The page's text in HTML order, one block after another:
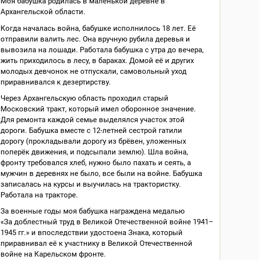
Архангельской области.
Когда началась война, бабушке исполнилось 18 лет. Её
отправили валить лес. Она вручную рубила деревья и
вывозила на лошади. Работала бабушка с утра до вечера,
жить приходилось в лесу, в бараках. Домой её и других
молодых девчонок не отпускали, самовольный уход
приравнивался к дезертирству.
Через Архангельскую область проходил старый
Московский тракт, который имел оборонное значение.
Для ремонта каждой семье выделялся участок этой
дороги. Бабушка вместе с 12-летней сестрой гатили
дорогу (прокладывали дорогу из брёвен, уложенных
поперёк движения, и подсыпали землю). Шла война,
фронту требовался хлеб, нужно было пахать и сеять, а
мужчин в деревнях не было, все были на войне. Бабушка
записалась на курсы и выучилась на трактористку.
Работала на тракторе.
За военные годы моя бабушка награждена медалью
«За доблестный труд в Великой Отечественной войне 1941–
1945 гг.» и впоследствии удостоена Знака, который
приравнивал её к участнику в Великой Отечественной
войне на Карельском фронте.